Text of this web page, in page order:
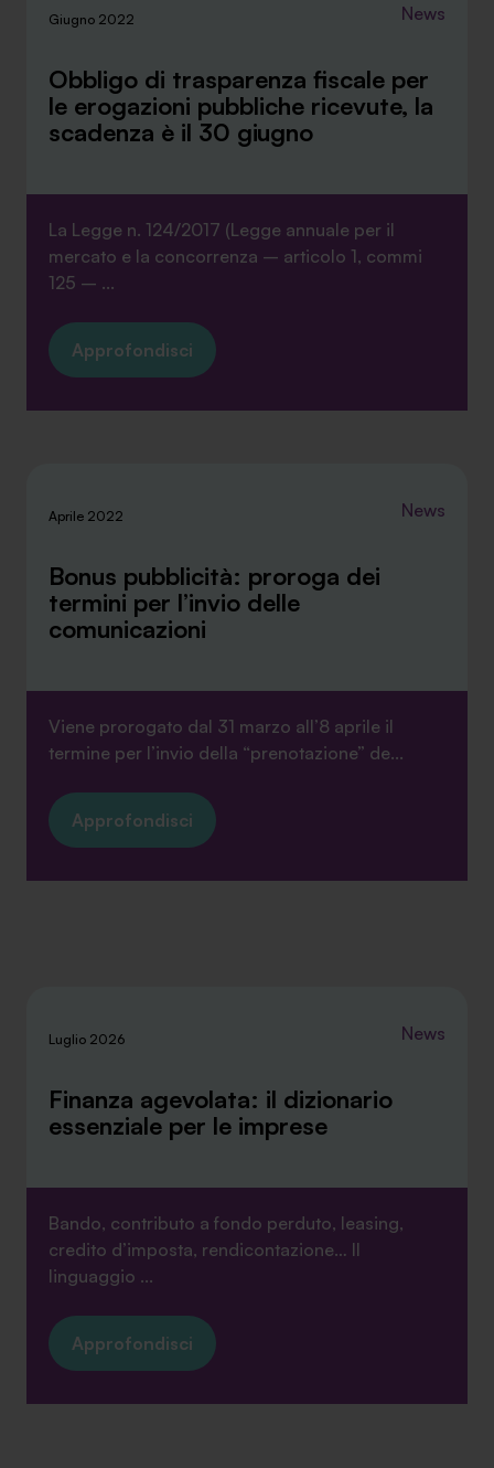
info@safinance.it
SA Finance Mediazione Creditizia Srl, società di mediazione creditizia iscritta
all'Oam n.M336
Giugno 2022 News
Obbligo di trasparenza fiscale per
le erogazioni pubbliche ricevute, la
scadenza è il 30 giugno
La Legge n. 124/2017 (Legge annuale per il
mercato e la concorrenza – articolo 1, commi
125 – ...
Approfondisci
Aprile 2022 News
Bonus pubblicità: proroga dei
termini per l’invio delle
comunicazioni
Viene prorogato dal 31 marzo all’8 aprile il
termine per l’invio della “prenotazione” de...
Approfondisci
Luglio 2026 News
Finanza agevolata: il dizionario
essenziale per le imprese
Bando, contributo a fondo perduto, leasing,
credito d’imposta, rendicontazione… Il
linguaggio ...
Approfondisci